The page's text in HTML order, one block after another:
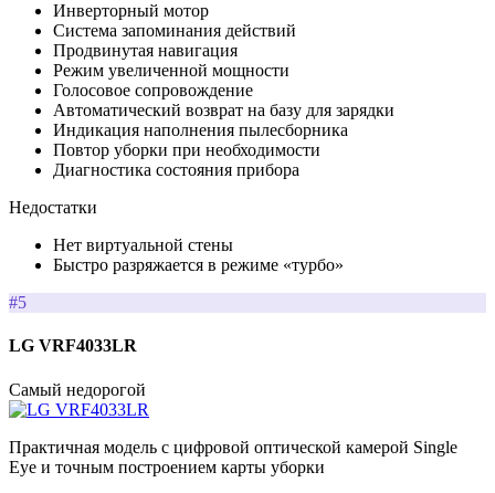
Инверторный мотор
Система запоминания действий
Продвинутая навигация
Режим увеличенной мощности
Голосовое сопровождение
Автоматический возврат на базу для зарядки
Индикация наполнения пылесборника
Повтор уборки при необходимости
Диагностика состояния прибора
Недостатки
Нет виртуальной стены
Быстро разряжается в режиме «турбо»
#5
LG VRF4033LR
Самый недорогой
Практичная модель с цифровой оптической камерой Single
Eye и точным построением карты уборки